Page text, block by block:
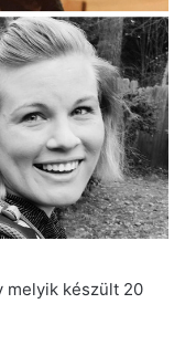
melyik készült 20